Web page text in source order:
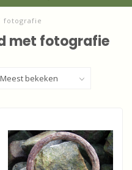
fotografie
met fotografie